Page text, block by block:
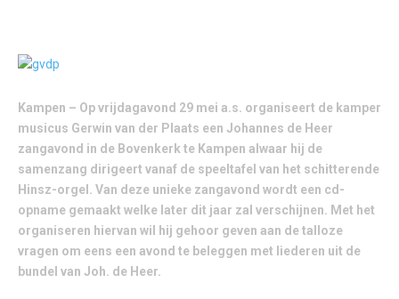
Kampen – Op vrijdagavond 29 mei a.s. organiseert de kamper
musicus Gerwin van der Plaats een Johannes de Heer
zangavond in de Bovenkerk te Kampen alwaar hij de
samenzang dirigeert vanaf de speeltafel van het schitterende
Hinsz-orgel. Van deze unieke zangavond wordt een cd-
opname gemaakt welke later dit jaar zal verschijnen. Met het
organiseren hiervan wil hij gehoor geven aan de talloze
vragen om eens een avond te beleggen met liederen uit de
bundel van Joh. de Heer.